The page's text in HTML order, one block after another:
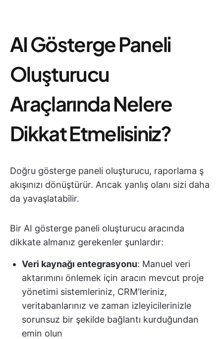
AI Gösterge Paneli
Oluşturucu
Araçlarında Nelere
Dikkat Etmelisiniz?
Doğru gösterge paneli oluşturucu, raporlama ş
akışınızı dönüştürür. Ancak yanlış olanı sizi daha
da yavaşlatabilir.
Bir AI gösterge paneli oluşturucu aracında
dikkate almanız gerekenler şunlardır:
Veri kaynağı entegrasyonu: Manuel veri
aktarımını önlemek için aracın mevcut proje
yönetimi sistemleriniz, CRM'leriniz,
veritabanlarınız ve zaman izleyicilerinizle
sorunsuz bir şekilde bağlantı kurduğundan
emin olun